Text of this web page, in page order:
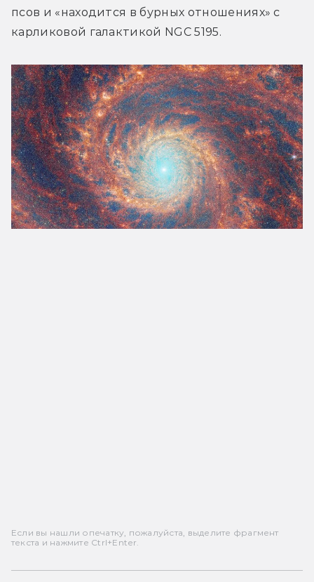
псов и «находится в бурных отношениях» с
карликовой галактикой NGC 5195.
Если вы нашли опечатку, пожалуйста, выделите фрагмент
текста и нажмите Ctrl+Enter.